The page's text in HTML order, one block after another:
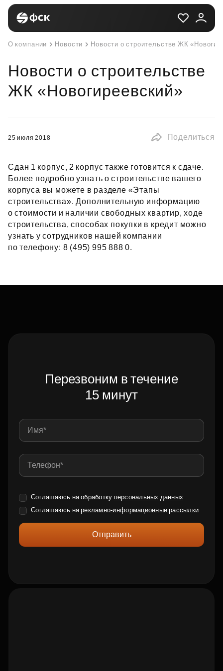
О компании Новости Новости о строительстве ЖК
Новости о строительстве
ЖК «Новогиреевский»
25 июля 2018 Поделиться
Сдан 1 корпус, 2 корпус также готовится к сдаче.
Более подробно узнать о строительстве вашего
корпуса вы можете в разделе «Этапы
строительства». Дополнительную информацию
о стоимости и наличии свободных квартир, ходе
строительства, способах покупки в кредит можно
узнать у сотрудников нашей компании
по телефону: 8 (495) 995 888 0.
Перезвоним в течение
15 минут
Соглашаюсь на обработку персональных данных
Соглашаюсь нарекламно-информационные рассылки
Отправить